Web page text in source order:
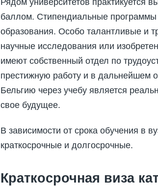
баллом. Стипендиальные
образования. Особо талантливые и
научные исследования или
имеют собственный отдел по
престижную работу и в дальнейшем
Бельгию через учебу является
свое будущее.
В зависимости от срока обучения в
краткосрочные и долгосрочные.
Краткосрочная виза